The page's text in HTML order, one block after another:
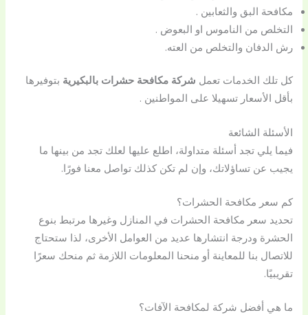
مكافحة البق والثعابين .
التخلص من الناموس او البعوض .
رش الدفان والتخلص من العته.
كل تلك الخدمات تعمل شركة مكافحة حشرات بالبكيرية بتوفيرها
بأقل الأسعار تسهيلا على المواطنين .
الأسئلة الشائعة
فيما يلي تجد أسئلة متداولة، اطلع عليها لعلك تجد من بينها ما
يجيب عن تساؤلاتك، وإن لم تكن كذلك تواصل معنا فورًا.
كم سعر مكافحة الحشرات؟
تحديد سعر مكافحة الحشرات في المنازل وغيرها مرتبط بنوع
الحشرة ودرجة انتشارها عديد من العوامل الأخرى، لذا ستحتاج
للاتصال بنا للمعاينة أو منحنا المعلومات اللازمة ثم منحك سعرًا
تقريبيًا.
ما هي أفضل شركة لمكافحة الآفات؟